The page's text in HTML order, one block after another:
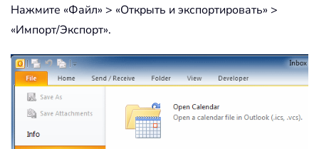
Нажмите «Файл» > «Открыть и экспортировать» >
«Импорт/Экспорт».